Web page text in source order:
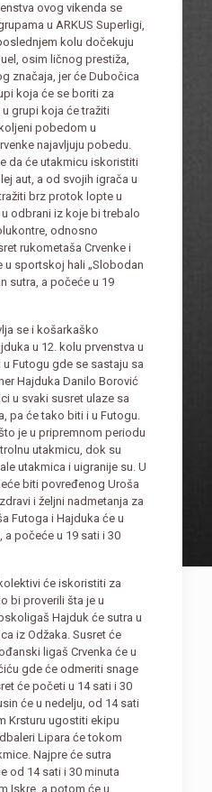
ovog vikenda se
u ARKUS Superligi,
kolu dočekuju
osim ličnog prestiža,
značaja, jer će Dubočica
koja će se boriti za
u grupi koja će tražiti
pobedom u
najavljuju pobedu.
da će utakmicu iskoristiti
aut, a od svojih igrača u
brz protok lopte u
odbrani iz koje bi trebalo
odnosno
rukometaša Crvenke i
sportskoj hali „Slobodan
sutra, a počeće u 19
se i košarkaško
u 12. kolu prvenstva u
Futogu gde se sastaju sa
Hajduka Danilo Borović
u svaki susret ulaze sa
pa će tako biti i u Futogu.
je u pripremnom periodu
utakmicu, dok su
utakmica i uigranije su. U
biti povređenog Uroša
i željni nadmetanja za
Futoga i Hajduka će u
počeće u 19 sati i 30
će iskoristiti za
bi proverili šta je u
Hajduk će sutra u
iz Odžaka. Susret će
ligaš Crvenka će u
gde će odmeriti snage
će početi u 14 sati i 30
će u nedelju, od 14 sati
Krsturu ugostiti ekipu
Lipara će tokom
Najpre će sutra
od 14 sati i 30 minuta
Iskre, a potom će u